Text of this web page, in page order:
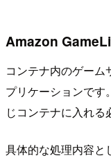
Amazon
コンテナ内のゲー
プリケーションです
じコンテナに入れる
具体的な処理内容と